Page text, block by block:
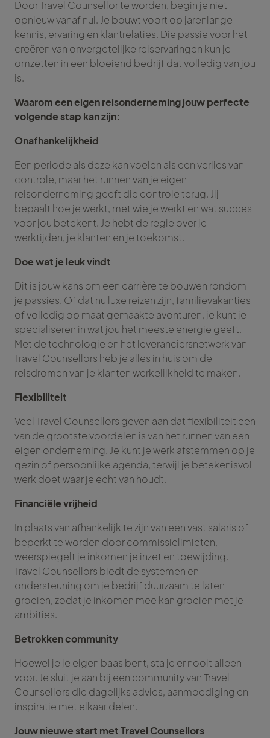
Door Travel Counsellor te worden, begin je niet
opnieuw vanaf nul. Je bouwt voort op jarenlange
kennis, ervaring en klantrelaties. Die passie voor het
creëren van onvergetelijke reiservaringen kun je
omzetten in een bloeiend bedrijf dat volledig van jou
is.
Waarom een eigen reisonderneming jouw perfecte
volgende stap kan zijn:
Onafhankelijkheid
Een periode als deze kan voelen als een verlies van
controle, maar het runnen van je eigen
reisonderneming geeft die controle terug. Jij
bepaalt hoe je werkt, met wie je werkt en wat succes
voor jou betekent. Je hebt de regie over je
werktijden, je klanten en je toekomst.
Doe wat je leuk vindt
Dit is jouw kans om een carrière te bouwen rondom
je passies. Of dat nu luxe reizen zijn, familievakanties
of volledig op maat gemaakte avonturen, je kunt je
specialiseren in wat jou het meeste energie geeft.
Met de technologie en het leveranciersnetwerk van
Travel Counsellors heb je alles in huis om de
reisdromen van je klanten werkelijkheid te maken.
Flexibiliteit
Veel Travel Counsellors geven aan dat flexibiliteit een
van de grootste voordelen is van het runnen van een
eigen onderneming. Je kunt je werk afstemmen op je
gezin of persoonlijke agenda, terwijl je betekenisvol
werk doet waar je echt van houdt.
Financiële vrijheid
In plaats van afhankelijk te zijn van een vast salaris of
beperkt te worden door commissielimieten,
weerspiegelt je inkomen je inzet en toewijding.
Travel Counsellors biedt de systemen en
ondersteuning om je bedrijf duurzaam te laten
groeien, zodat je inkomen mee kan groeien met je
ambities.
Betrokken community
Hoewel je je eigen baas bent, sta je er nooit alleen
voor. Je sluit je aan bij een community van Travel
Counsellors die dagelijks advies, aanmoediging en
inspiratie met elkaar delen.
Jouw nieuwe start met Travel Counsellors